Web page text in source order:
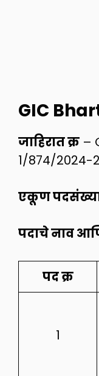
GIC
जाहिरात क्र –
1/874/2024-
एकूण
पदाचे नाव
पदक्र
1